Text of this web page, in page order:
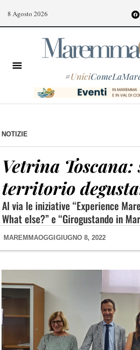
8 Agosto 2026
#Unici
NOTIZIE
Vetrina
territorio
Al via le iniziative “Experience
What else?” e “Girogustando in
MAREMMAOGGI GIUGNO 8, 2022